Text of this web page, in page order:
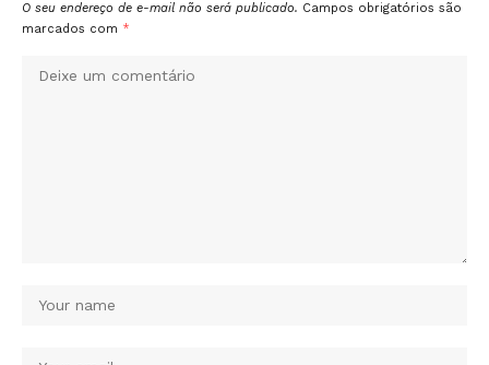
O seu endereço de e-mail não será publicado. Campos obrigatórios são
marcados com *